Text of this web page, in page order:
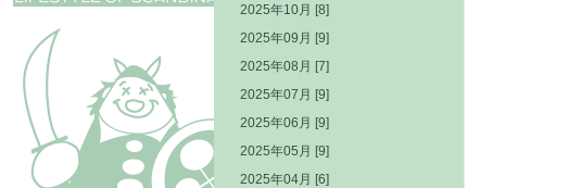
2025年10月 [8]
2025年09月 [9]
2025年08月 [7]
2025年07月 [9]
2025年06月 [9]
2025年05月 [9]
2025年04月 [6]